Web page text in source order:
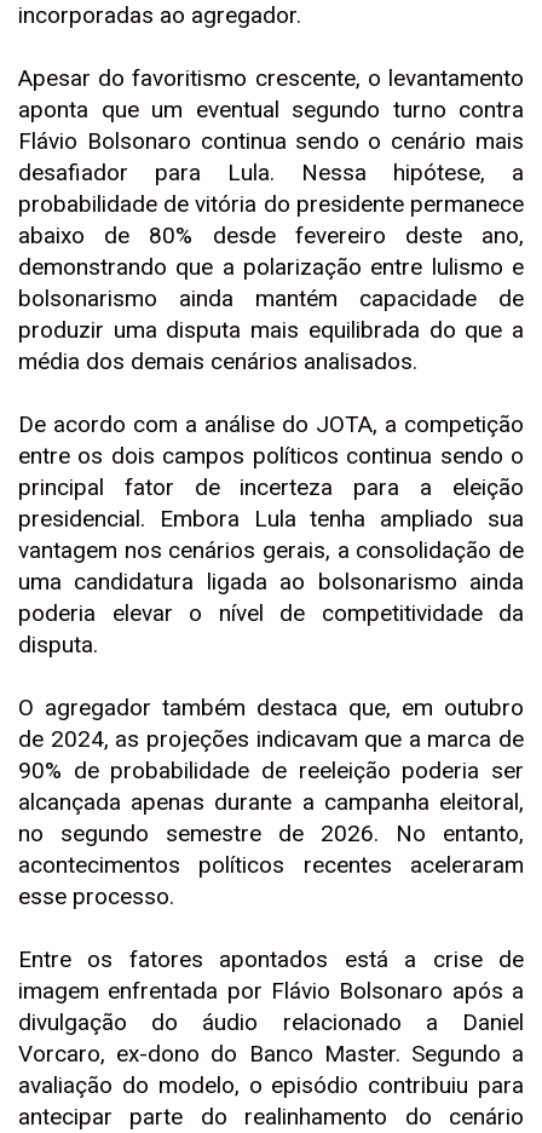
incorporadas ao agregador.
Apesar do favoritismo crescente, o levantamento
aponta que um eventual segundo turno contra
Flávio Bolsonaro continua sendo o cenário mais
desafiador para Lula. Nessa hipótese, a
probabilidade de vitória do presidente permanece
abaixo de 80% desde fevereiro deste ano,
demonstrando que a polarização entre lulismo e
bolsonarismo ainda mantém capacidade de
produzir uma disputa mais equilibrada do que a
média dos demais cenários analisados.
De acordo com a análise do JOTA, a competição
entre os dois campos políticos continua sendo o
principal fator de incerteza para a eleição
presidencial. Embora Lula tenha ampliado sua
vantagem nos cenários gerais, a consolidação de
uma candidatura ligada ao bolsonarismo ainda
poderia elevar o nível de competitividade da
disputa.
O agregador também destaca que, em outubro
de 2024, as projeções indicavam que a marca de
90% de probabilidade de reeleição poderia ser
alcançada apenas durante a campanha eleitoral,
no segundo semestre de 2026. No entanto,
acontecimentos políticos recentes aceleraram
esse processo.
Entre os fatores apontados está a crise de
imagem enfrentada por Flávio Bolsonaro após a
divulgação do áudio relacionado a Daniel
Vorcaro, ex-dono do Banco Master. Segundo a
avaliação do modelo, o episódio contribuiu para
antecipar parte do realinhamento do cenário